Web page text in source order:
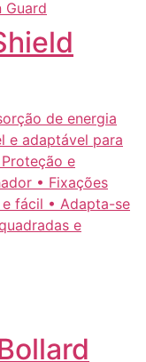
de energia
e adaptável para
e
• Fixações
fácil • Adapta-se
e